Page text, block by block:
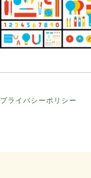
プライバシーポリシー